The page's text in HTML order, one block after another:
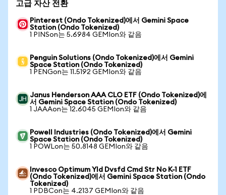
고급 자산 전환
Pinterest (Ondo Tokenized)에서 Gemini Space
Station (Ondo Tokenized)
1 PINSon는 5.6984 GEMIon와 같음
Penguin Solutions (Ondo Tokenized)에서 Gemini
Space Station (Ondo Tokenized)
1 PENGon는 11.5192 GEMIon와 같음
Janus Henderson AAA CLO ETF (Ondo Tokenized)에
서 Gemini Space Station (Ondo Tokenized)
1 JAAAon는 12.6045 GEMIon와 같음
Powell Industries (Ondo Tokenized)에서 Gemini
Space Station (Ondo Tokenized)
1 POWLon는 50.8148 GEMIon와 같음
Invesco Optimum Yld Dvsfd Cmd Str No K-1 ETF
(Ondo Tokenized)에서 Gemini Space Station (Ondo
Tokenized)
1 PDBCon는 4.2137 GEMIon와 같음